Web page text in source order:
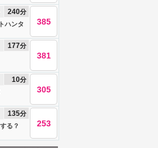
ハンタ
240分
385
177分
381
10分
305
る？
い
135分
253